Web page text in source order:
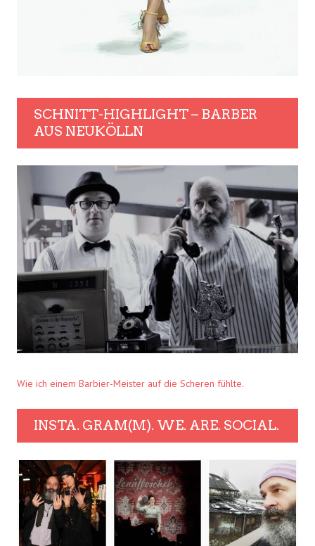
SCHNITT-HIGHLIGHT – BARBER
AUS NEUKÖLLN
Wie ich einem Barbier-Meister auf die Scheren fühlte.
INSTA. GRAM(M). WE. ARE. SOCIAL.